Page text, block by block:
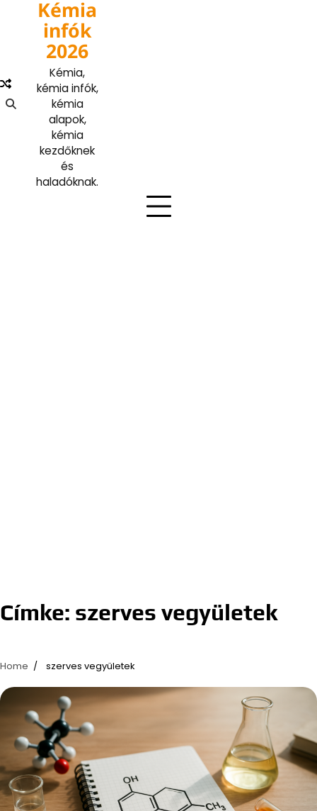
Kémia
infók
2026
Kémia,
kémia infók,
kémia
alapok,
kémia
kezdőknek
és
haladóknak.
Címke: szerves vegyületek
Home szerves vegyületek